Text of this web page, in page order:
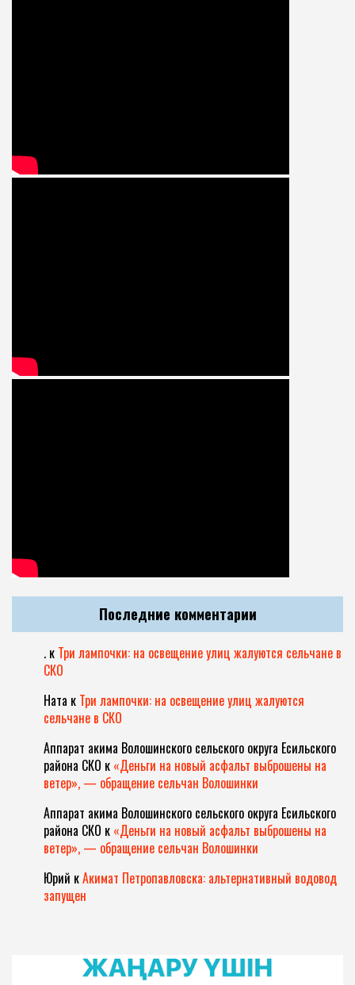
Последние комментарии
. к Три лампочки: на освещение улиц жалуются сельчане в
СКО
Ната к Три лампочки: на освещение улиц жалуются
сельчане в СКО
Аппарат акима Волошинского сельского округа Есильского
района СКО к «Деньги на новый асфальт выброшены на
ветер», — обращение сельчан Волошинки
Аппарат акима Волошинского сельского округа Есильского
района СКО к «Деньги на новый асфальт выброшены на
ветер», — обращение сельчан Волошинки
Юрий кАкимат Петропавловска: альтернативный водовод
запущен